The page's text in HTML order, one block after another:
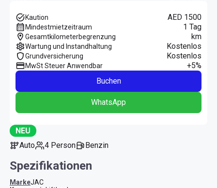
Kaution AED 1500
Mindestmietzeitraum 1 Tag
Gesamtkilometerbegrenzung km
Wartung und Instandhaltung Kostenlos
Grundversicherung Kostenlos
MwSt Steuer Anwendbar
+5%
Buchen
WhatsApp
NEU
Auto
4 Person Benzin
Spezifikationen
MarkeJAC